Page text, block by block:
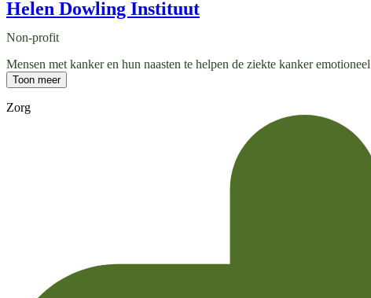
Helen Dowling Instituut
Non-profit
Mensen met kanker en hun naasten te helpen de ziekte kanker
Toon meer
Zorg